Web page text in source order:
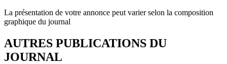
La présentation de votre annonce peut varier selon la composition
graphique du journal
AUTRES PUBLICATIONS DU
JOURNAL